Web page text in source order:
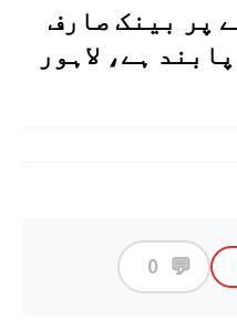
پر بینک صارف
ہے، لاہور
💬
0